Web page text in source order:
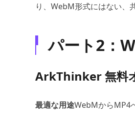
り、WebM形式にはない、
パート2：
ArkThinker 無料
最適な用途WebMからMP4